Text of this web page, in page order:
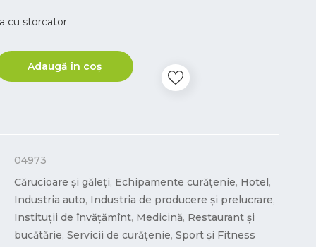
cu storcator
Adaugă în coș
04973
Cărucioare și găleți, Echipamente curățenie, Hotel,
Industria auto, Industria de producere și prelucrare,
Instituții de învățămînt, Medicină, Restaurant și
bucătărie,Servicii de curățenie,Sport și Fitness